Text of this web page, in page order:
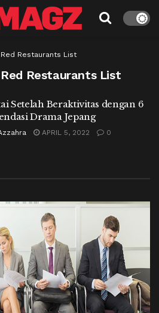
Restaurants List
Restaurants List
Setelah Beraktivitas dengan 6
Drama Jepang
APRIL 5, 2022 0